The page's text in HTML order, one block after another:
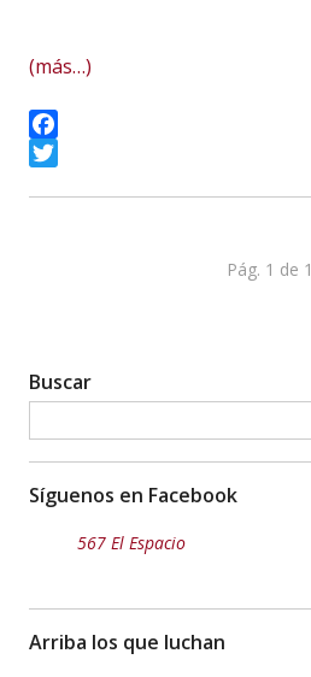
(más…)
Facebook
Pág. 1 de 1
Buscar
Síguenos en Facebook
567 El Espacio
Arriba los que luchan